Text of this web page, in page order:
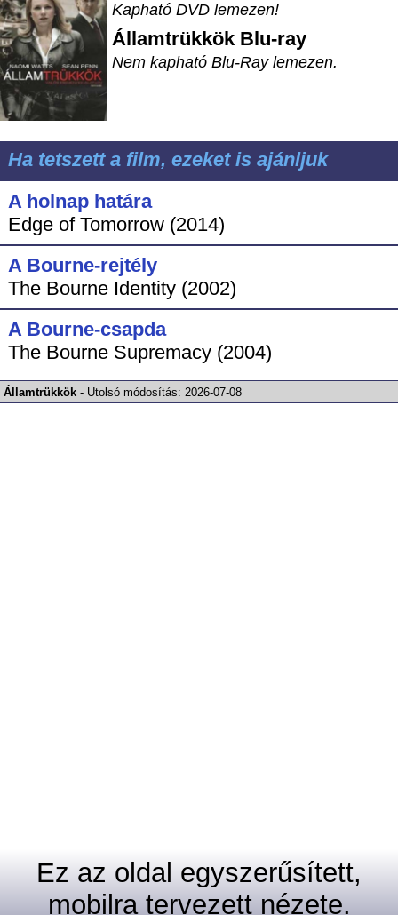
Kapható DVD lemezen!
Államtrükkök Blu-ray
Nem kapható Blu-Ray lemezen.
Ha tetszett a film, ezeket is ajánljuk
A holnap határa
Edge of Tomorrow (2014)
A Bourne-rejtély
The Bourne Identity (2002)
A Bourne-csapda
The Bourne Supremacy (2004)
Államtrükkök - Utolsó módosítás: 2026-07-08
Ez az oldal egyszerűsített,
mobilra tervezett nézete.